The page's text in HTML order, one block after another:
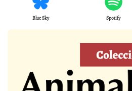
Blue Sky Spotify